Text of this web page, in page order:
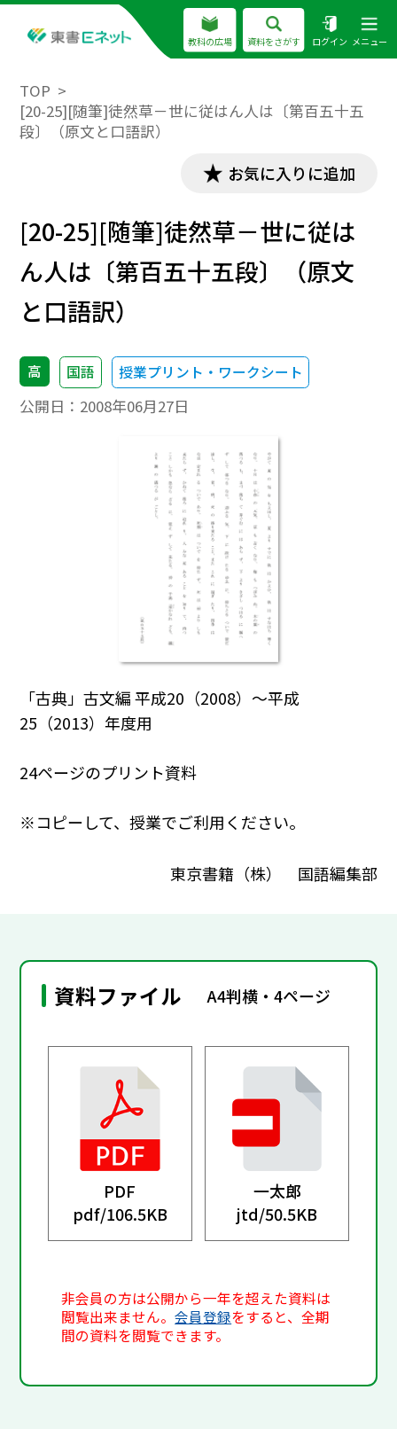
教科の広場 資料をさがす ログイン メニュー
TOP
[20-25][随筆]徒然草－世に従はん人は〔第百五十五
段〕（原文と口語訳）
お気に入りに追加
[20-25][随筆]徒然草－世に従は
ん人は〔第百五十五段〕（原文
と口語訳）
高 国語 授業プリント・ワークシート
公開日： 2008年06月27日
「古典」古文編 平成20（2008）～平成
25（2013）年度用
24ページのプリント資料
※コピーして、授業でご利用ください。
東京書籍（株） 国語編集部
資料ファイル A4判横・4ページ
PDF
pdf/106.5KB
一太郎
jtd/50.5KB
非会員の方は公開から一年を超えた資料は
閲覧出来ません。会員登録をすると、全期
間の資料を閲覧できます。